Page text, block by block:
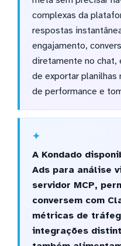
complexas da
respostas
engajamento,
diretamente no chat,
de exportar planilhas
de performance e
A Kondado
Ads para análise
servidor MCP,
conversem com
métricas de
integrações